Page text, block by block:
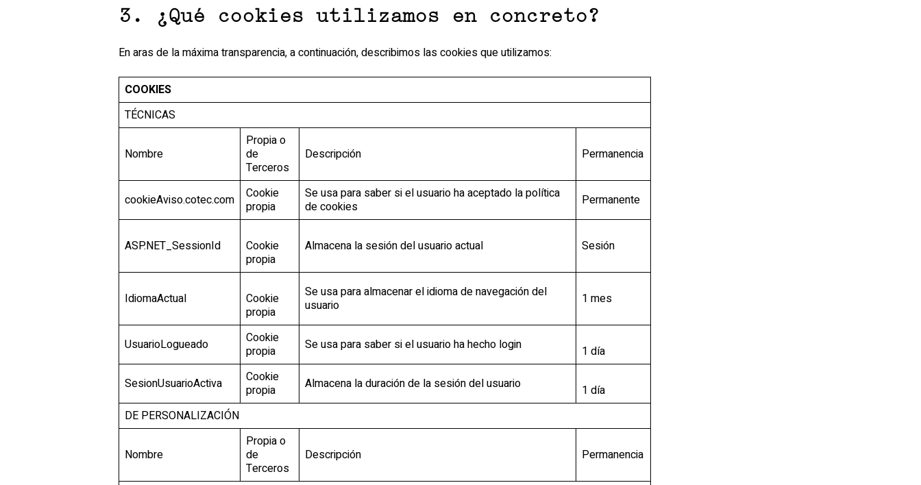
3. ¿Qué cookies utilizamos en concreto?
En aras de la máxima transparencia, a continuación, describimos las cookies que utilizamos:
COOKIES
TÉCNICAS
Nombre
Propia o
de
Terceros
Descripción Permanencia
cookieAviso.cotec.com
Cookie
propia
Se usa para saber si el usuario ha aceptado la política
de cookies
Permanente
ASP.NET_SessionId
Cookie
propia
Almacena la sesión del usuario actual Sesión
IdiomaActual
Cookie
propia
Se usa para almacenar el idioma de navegación del
usuario
1 mes
UsuarioLogueado
Cookie
propia
Se usa para saber si el usuario ha hecho login
1 día
SesionUsuarioActiva
Cookie
propia
Almacena la duración de la sesión del usuario
1 día
DE PERSONALIZACIÓN
Nombre
Propia o
de
Terceros
Descripción Permanencia